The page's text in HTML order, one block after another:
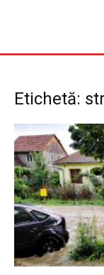
Etichetă: